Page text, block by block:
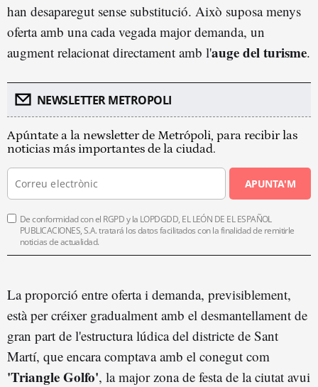
han desaparegut sense substitució. Això suposa menys
oferta amb una cada vegada major demanda, un
augment relacionat directament amb l'auge del turisme.
NEWSLETTER METROPOLI
Apúntate a la newsletter de Metrópoli, para recibir las
noticias más importantes de la ciudad.
APUNTA'M
De conformidad con el RGPD y la LOPDGDD, EL LEÓN DE EL ESPAÑOL
PUBLICACIONES, S.A. tratará los datos facilitados con la finalidad de remitirle
noticias de actualidad.
La proporció entre oferta i demanda, previsiblement,
està per créixer gradualment amb el desmantellament de
gran part de l'estructura lúdica del districte de Sant
Martí, que encara comptava amb el conegut com
'Triangle Golfo', la major zona de festa de la ciutat avui